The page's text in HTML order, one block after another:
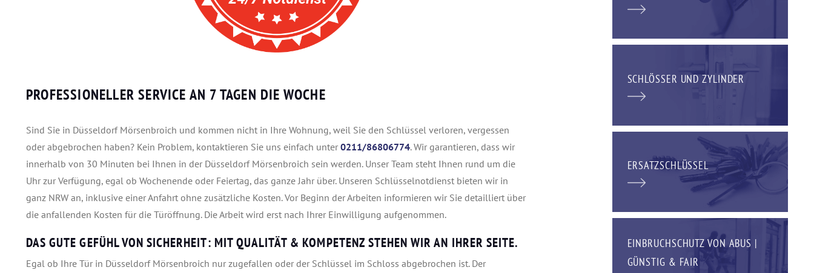
PROFESSIONELLER SERVICE AN 7 TAGEN DIE WOCHE
Sind Sie in Düsseldorf Mörsenbroich und kommen nicht in Ihre Wohnung, weil Sie den Schlüssel verloren, vergessen
oder abgebrochen haben? Kein Problem, kontaktieren Sie uns einfach unter 0211/86806774. Wir garantieren, dass wir
innerhalb von 30 Minuten bei Ihnen in der Düsseldorf Mörsenbroich sein werden. Unser Team steht Ihnen rund um die
Uhr zur Verfügung, egal ob Wochenende oder Feiertag, das ganze Jahr über. Unseren Schlüsselnotdienst bieten wir in
ganz NRW an, inklusive einer Anfahrt ohne zusätzliche Kosten. Vor Beginn der Arbeiten informieren wir Sie detailliert über
die anfallenden Kosten für die Türöffnung. Die Arbeit wird erst nach Ihrer Einwilligung aufgenommen.
DAS GUTE GEFÜHL VON SICHERHEIT: MIT QUALITÄT & KOMPETENZ STEHEN WIR AN IHRER SEITE.
Egal ob Ihre Tür in Düsseldorf Mörsenbroich nur zugefallen oder der Schlüssel im Schloss abgebrochen ist. Der
SCHLÖSSER UND ZYLINDER
ERSATZSCHLÜSSEL
EINBRUCHSCHUTZ VON ABUS |
GÜNSTIG & FAIR